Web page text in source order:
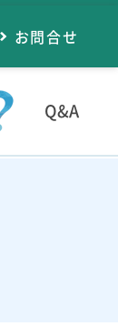
Q&A
お問合せ